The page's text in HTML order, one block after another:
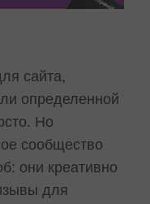
сайта,
определенной
Но
сообщество
они креативно
для